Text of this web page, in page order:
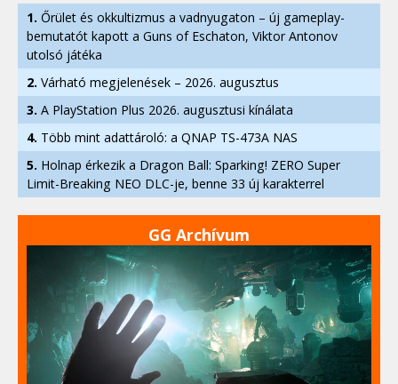
1. Őrület és okkultizmus a vadnyugaton – új gameplay-
bemutatót kapott a Guns of Eschaton, Viktor Antonov
utolsó játéka
2. Várható megjelenések – 2026. augusztus
3. A PlayStation Plus 2026. augusztusi kínálata
4. Több mint adattároló: a QNAP TS-473A NAS
5. Holnap érkezik a Dragon Ball: Sparking! ZERO Super
Limit-Breaking NEO DLC-je, benne 33 új karakterrel
GG Archívum